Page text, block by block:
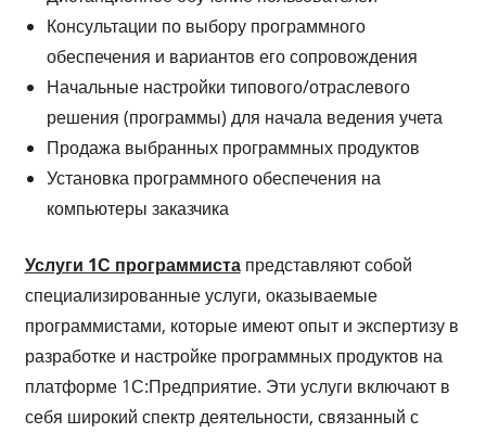
Консультации по выбору программного
обеспечения и вариантов его сопровождения
Начальные настройки типового/отраслевого
решения (программы) для начала ведения учета
Продажа выбранных программных продуктов
Установка программного обеспечения на
компьютеры заказчика
Услуги 1С программистапредставляют собой
специализированные услуги, оказываемые
программистами, которые имеют опыт и экспертизу в
разработке и настройке программных продуктов на
платформе 1С:Предприятие. Эти услуги включают в
себя широкий спектр деятельности, связанный с